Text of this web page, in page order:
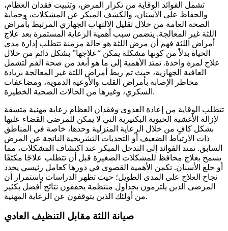
تشمل الفوائد الوقاية من تكرار المرض، وتثبيت فقدان العظام،
والحفاظ على الأسنان، والكشف المبكر عن المشكلات، وحماية
الصحة العامة من خلال تقليل الالتهاب الجهازي المرتبط بأمراض
اللثة غير المعالجة. يتضمن سبب أهمية الرعاية المستمرة بعد علاج
أمراض اللثة فهم أن مرض اللثة هو حالة مزمنة تتطلب إدارة مدى
الحياة بدلاً من كونها مشكلة يمكن “علاجها” بشكل دائم من خلال
علاج لمرة واحدة. تمتد الأهمية إلى ما هو أبعد من صحة الفم لتشمل
العافية الجهازية، حيث تم ربط أمراض اللثة غير المعالجة بزيادة
مخاطر الإصابة بأمراض القلب والأوعية الدموية، ومضاعفات
السكري، وغيرها من الحالات الصحية الخطيرة.
تتطلب الوقاية من إعادة العدوى وفقدان العظام رعاية مهنية متسقة
لإزالة الأغشية الحيوية البكتيرية التي لا يمكن للمرضى القضاء عليها
بشكل كافٍ من خلال الرعاية المنزلية وحدها، خاصة في المناطق
ذات الارتباط الضعيف أو التحديات التشريحية الناتجة عن المرض
السابق. تمتد الفوائد إلى التدخل المبكر عند اكتشاف المشكلات، مما
يسمح بعلاج محافظ للمشكلات الصغيرة قبل أن تتطلب علاجًا مكثفًا
أو خلع الأسنان. تكمن الأهمية القصوى في دورها كعامل رئيسي يحدد
نجاح العلاج على المدى الطويل؛ حيث تظهر الدراسات باستمرار أن
المرضى الذين يلتزمون بجداول منتظمة يحققون نتائج أفضل بكثير
من أولئك الذين يتوقفون عن الرعاية المهنية.
صيانة اللثة مقابل التنظيف العادي